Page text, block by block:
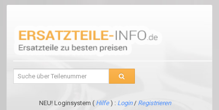
NEU! Loginsystem ( Hilfe) : Login/ Registrieren